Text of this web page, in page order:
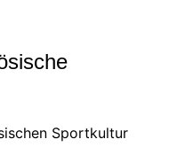
Sportkultur